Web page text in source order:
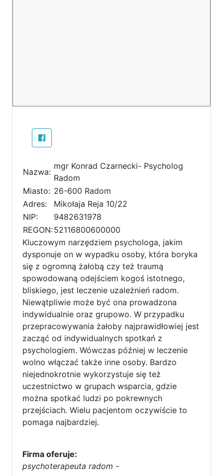
Nazwa:
mgr Konrad Czarnecki- Psycholog
Radom
Miasto: 26-600 Radom
Adres:
Mikołaja Reja 10/22
NIP:
9482631978
REGON:52116800600000
Kluczowym narzędziem psychologa, jakim
dysponuje on w wypadku osoby, która boryka
się z ogromną żałobą czy też traumą
spowodowaną odejściem kogoś istotnego,
bliskiego, jest leczenie uzależnień radom.
Niewątpliwie może być ona prowadzona
indywidualnie oraz grupowo. W przypadku
przepracowywania żałoby najprawidłowiej jest
zacząć od indywidualnych spotkań z
psychologiem. Wówczas później w leczenie
wolno włączać także inne osoby. Bardzo
niejednokrotnie wykorzystuje się też
uczestnictwo w grupach wsparcia, gdzie
można spotkać ludzi po pokrewnych
przejściach. Wielu pacjentom oczywiście to
pomaga najbardziej.
Firma oferuje:
psychoterapeuta radom -